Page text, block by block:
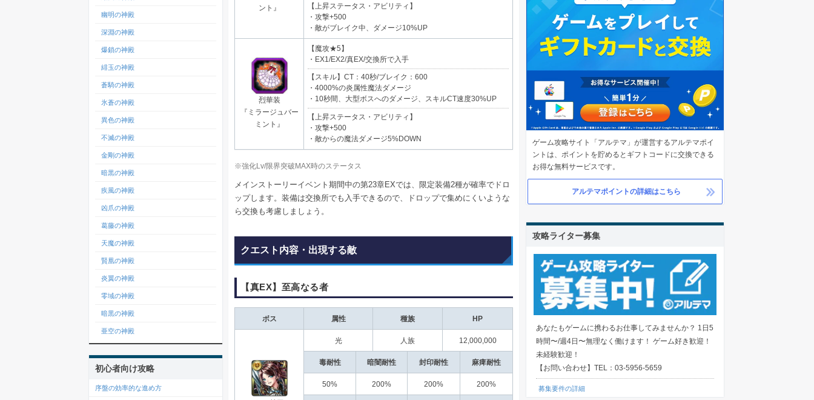
ント』
【上昇ステータス・アビリティ】
・攻撃+500
・敵がブレイク中、ダメージ10%UP
烈華装
『ミラージュバー
ミント』
【魔攻★5】
・EX1/EX2/真EX/交換所で入手
【スキル】CT：40秒/ブレイク：600
・4000%の炎属性魔法ダメージ
・10秒間、大型ボスへのダメージ、スキルCT速度30%UP
【上昇ステータス・アビリティ】
・攻撃+500
・敵からの魔法ダメージ5%DOWN
※強化Lv/限界突破MAX時のステータス
メインストーリーイベント期間中の第23章EXでは、限定装備2種が確率でドロ
ップします。装備は交換所でも入手できるので、ドロップで集めにくいような
ら交換も考慮しましょう。
クエスト内容・出現する敵
【真EX】至高なる者
ボス 属性 種族 HP
光 人族 12,000,000
毒耐性 暗闇耐性 封印耐性 麻痺耐性
50% 200% 200% 200%
幽明の神殿
深淵の神殿
爆鎖の神殿
緋玉の神殿
蒼騎の神殿
氷蒼の神殿
異色の神殿
不滅の神殿
金剛の神殿
暗黒の神殿
疾風の神殿
凶爪の神殿
葛藤の神殿
天魔の神殿
賢凰の神殿
炎翼の神殿
零域の神殿
暗黒の神殿
亜空の神殿
初心者向け攻略
序盤の効率的な進め方
ゲーム攻略サイト「アルテマ」が運営するアルテマポイ
ントは、ポイントを貯めるとギフトコードに交換できる
お得な無料サービスです。
アルテマポイントの詳細はこちら
攻略ライター募集
あなたもゲームに携わるお仕事してみませんか？ 1日5
時間〜/週4日〜無理なく働けます！ ゲーム好き歓迎！
未経験歓迎！
【お問い合わせ】TEL：03-5956-5659
募集要件の詳細